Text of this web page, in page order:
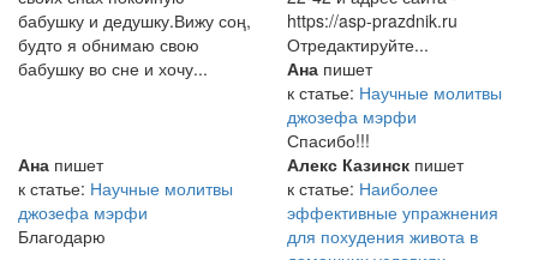
бабушку и дедушку.Вижу соң,
будто я обнимаю свою
бабушку во сне и хочу...
https://asp-prazdnik.ru
Отредактируйте...
Ана пишет
к статье: Научные молитвы
джозефа мэрфи
Спасибо!!!
Ана пишет
к статье: Научные молитвы
джозефа мэрфи
Благодарю
Алекс Казинск пишет
к статье: Наиболее
эффективные упражнения
для похудения живота в